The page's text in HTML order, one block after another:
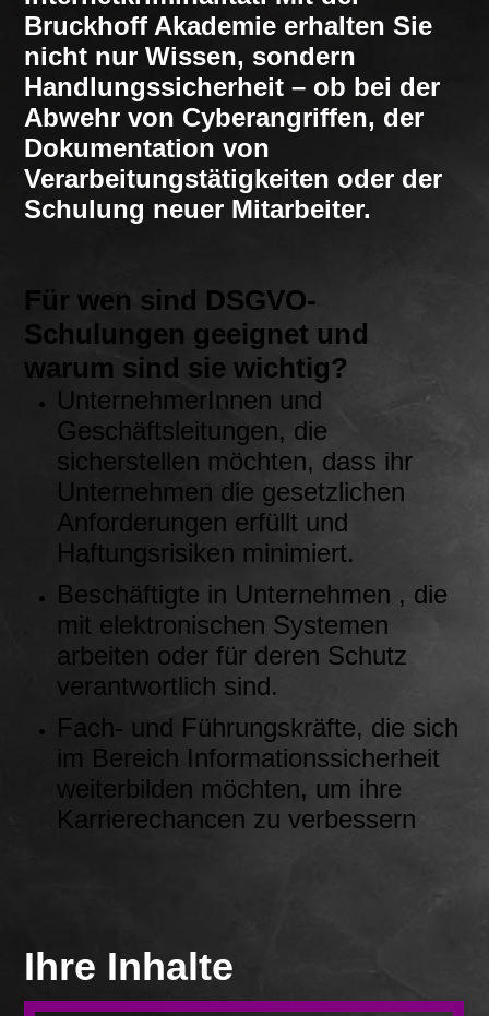
Bruckhoff Akademie erhalten Sie
nicht nur Wissen, sondern
Handlungssicherheit – ob bei der
Abwehr von Cyberangriffen, der
Dokumentation von
Verarbeitungstätigkeiten oder der
Schulung neuer Mitarbeiter.
Für wen sind DSGVO-
Schulungen geeignet und
warum sind sie wichtig?
UnternehmerInnen und
Geschäftsleitungen, die
sicherstellen möchten, dass ihr
Unternehmen die gesetzlichen
Anforderungen erfüllt und
Haftungsrisiken minimiert.
Beschäftigte in Unternehmen , die
mit elektronischen Systemen
arbeiten oder für deren Schutz
verantwortlich sind.
Fach- und Führungskräfte, die sich
im Bereich Informationssicherheit
weiterbilden möchten, um ihre
Karrierechancen zu verbessern
Ihre Inhalte